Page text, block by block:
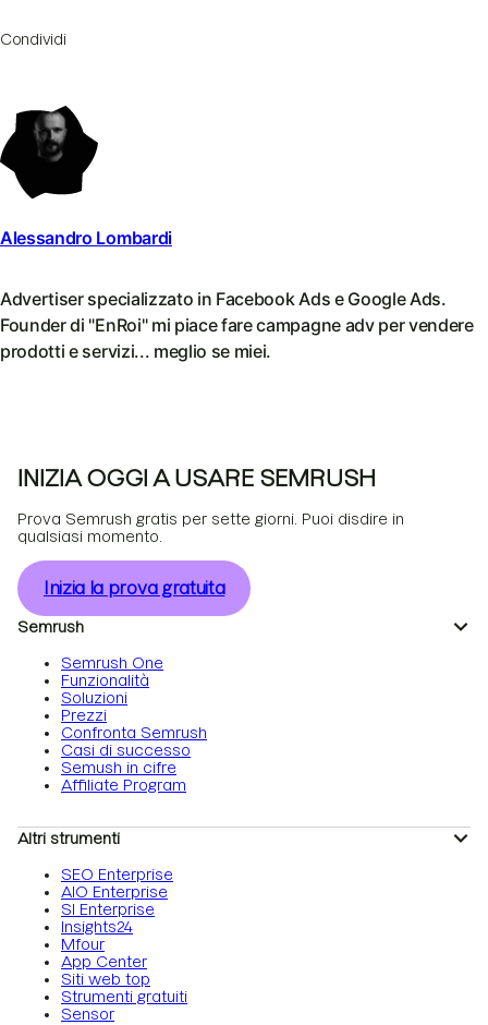
Condividi
Alessandro Lombardi
Advertiser specializzato in Facebook Ads e Google Ads.
Founder di "EnRoi" mi piace fare campagne adv per vendere
prodotti e servizi... meglio se miei.
INIZIA OGGI A USARE SEMRUSH
Prova Semrush gratis per sette giorni. Puoi disdire in
qualsiasi momento.
Inizia la prova gratuita
Semrush
Semrush One
Funzionalità
Soluzioni
Prezzi
Confronta Semrush
Casi di successo
Semush in cifre
Affiliate Program
Altri strumenti
SEO Enterprise
AIO Enterprise
SI Enterprise
Insights24
Mfour
App Center
Siti web top
Strumenti gratuiti
Sensor